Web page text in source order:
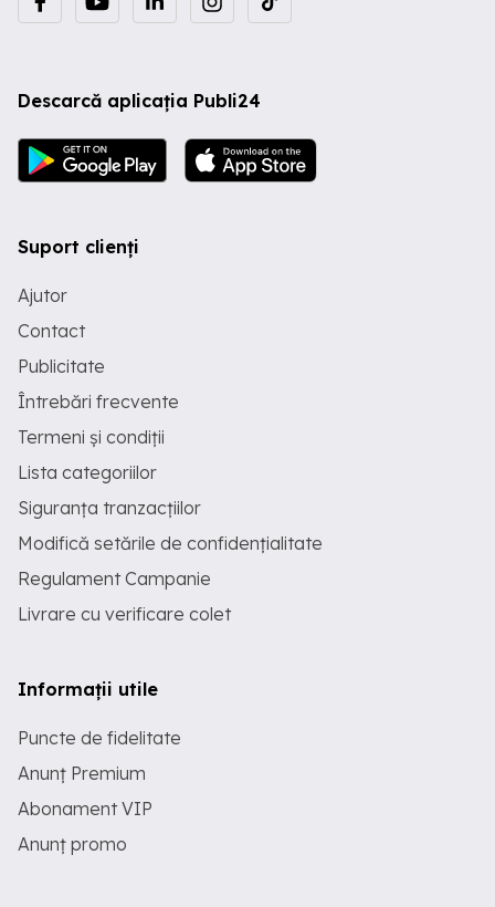
Descarcă aplicația Publi24
Suport clienți
Ajutor
Contact
Publicitate
Întrebări frecvente
Termeni și condiții
Lista categoriilor
Siguranța tranzacțiilor
Modifică setările de confidențialitate
Regulament Campanie
Livrare cu verificare colet
Informații utile
Puncte de fidelitate
Anunț Premium
Abonament VIP
Anunț promo